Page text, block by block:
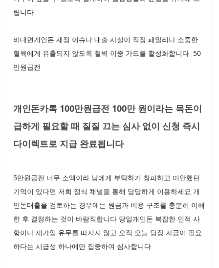
립니다
비대면개인돈 재정 이슈나 대출 사실이 직장 패밀리나 소중한
혈육에게 유출되지 않도록 철벽 이중 가드를 활성화합니다 50
만원급전
개인돈카톡 100만원급전 100만 원이라는 목돈이
급하게 필요할 때 질질 끄는 심사 없이 신청 즉시
다이렉트로 지급 완료됩니다
5만원급전 너무 소액이라 남에게 부탁하기 창피하고 미안했던
기억이 있다면 저희 정식 채널을 통해 당당하게 이용하세요 개
인돈대출을 검토하는 경우에는 원금과 비용 구조를 충분히 이해
한 후 결정하는 것이 바람직합니다 당일개인돈 복잡한 인적 사
항이나 재가입 유무를 따지지 않고 오직 오늘 당장 자금이 필요
하다는 시급성 하나에만 집중하여 심사합니다